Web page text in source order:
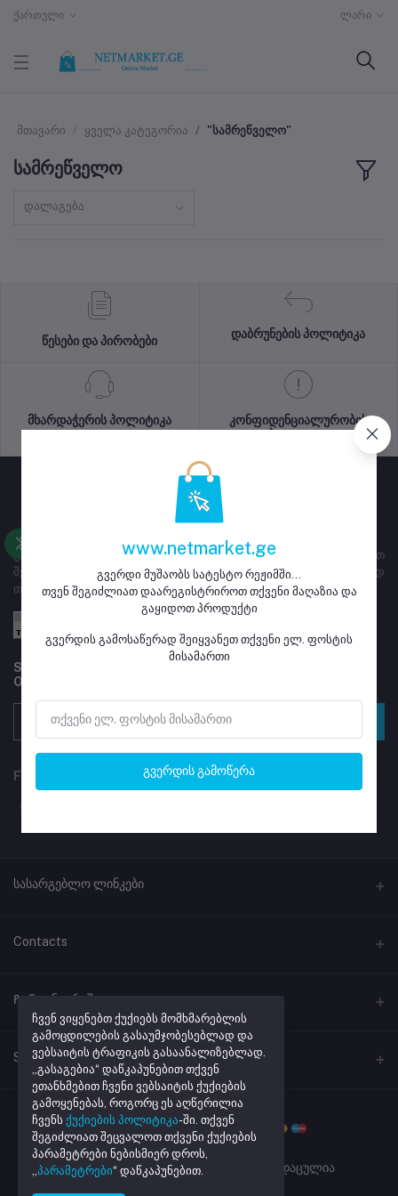
ქართული ლარი
მთავარი ყველა კატეგორია "სამრეწველო"
სამრეწველო
დალაგება
წესები და პირობები
დაბრუნების პოლიტიკა
მხარდაჭერის პოლიტიკა
კონფიდენციალურობის
პოლიტიკა
გვერდი ემსახურება ყიდვა გაყიდვას, მაღაზიებს ეძლევათ
შესაძლებლობა დარეგისტრირდნენ და განათავსონ გასაყიდად
თავიანთი პროდუქტი
Subscribe to our newsletter for regular updates about
Offers, Coupons & more
FOLLOW US
სასარგებლო ლინკები
პროგრამული უზრუნველყოფა
Contacts
მისამართი
ქუთაისი, ჭავჭავაძის #41
ტელეფონი
+995 32 205 43 40
ელ. ფოსტა
info@netmarket.ge
Ჩემი ანგარიში
შესვლა
შეკვეთების ისტორია
რჩეული პროდუქტების სია
აკონტროლეთ შეკვეთა
Seller Zone
Become A Seller მაღაზიის რეგისტრაცია
Login to Seller Panel
Powered ByDaxi.ge| ყველა უფლება დაცულია
ჩვენ ვიყენებთ ქუქიებს მომხმარებლის
გამოცდილების გასაუმჯობესებლად და
ვებსაიტის ტრაფიკის გასაანალიზებლად.
„გასაგებია“ დაწკაპუნებით თქვენ
ეთანხმებით ჩვენი ვებსაიტის ქუქიების
გამოყენებას, როგორც ეს აღწერილია
ჩვენს ქუქიების პოლიტიკა-ში. თქვენ
შეგიძლიათ შეცვალოთ თქვენი ქუქიების
პარამეტრები ნებისმიერ დროს,
პარამეტრები“ დაწკაპუნებით.
www.netmarket.ge
გვერდი მუშაობს სატესტო რეჟიმში...
თვენ შეგიძლიათ დაარეგისტრიროთ თქვენი მაღაზია და
გაყიდოთ პროდუქტი
გვერდის გამოსაწერად შეიყვანეთ თქვენი ელ. ფოსტის
მისამართი
გვერდის გამოწერა